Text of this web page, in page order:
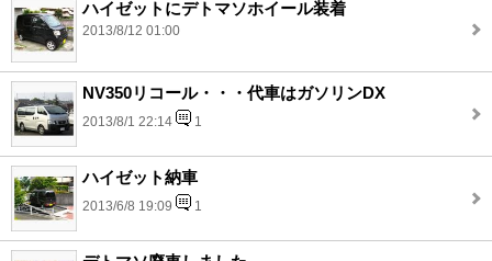
ハイゼットにデトマソホイール装着
2013/8/12 01:00
NV350リコール・・・代車はガソリンDX
2013/8/1 22:14 1
ハイゼット納車
2013/6/8 19:09 1